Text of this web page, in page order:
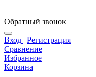
Обратный звонок
Вход | Регистрация
Сравнение
Избранное
Корзина